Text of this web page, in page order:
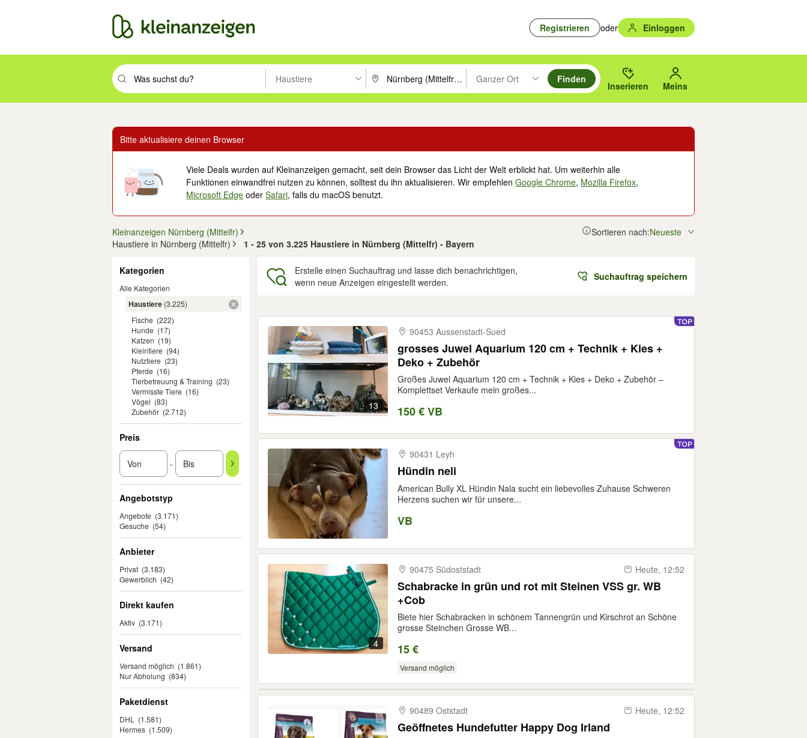
Registrieren oder Einloggen
Suchbegriff eingeben. Eingabetaste drücken um zu suchen, oder Vorschläge mit den Pfeiltasten nach oben/unten durchsuchen und mit Eingabetaste auswählen.
Haustiere PLZ oder Ort eingeben. Eingabetaste drücken um zu suchen, oder Vorschläge mit den Pfeiltasten nach oben/
Ganzer Ort
Suche im Umkreis des gewählten Orts oder PLZ.
Finden
Inserieren Meins
Bitte aktualisiere deinen Browser
Viele Deals wurden auf Kleinanzeigen gemacht, seit dein Browser das Licht der Welt erblickt hat. Um weiterhin alle
Funktionen einwandfrei nutzen zu können, solltest du ihn aktualisieren. Wir empfehlenGoogle Chrome, Mozilla Firefox,
Microsoft Edge oderSafari, falls du macOS benutzt.
Kleinanzeigen Nürnberg (Mittelfr)
Haustiere in Nürnberg (Mittelfr)
1 - 25 von 3.225 Haustiere in Nürnberg (Mittelfr) - Bayern
Sortieren nach:Neueste
Kategorien
Alle Kategorien
Haustiere (3.225)
Fische (222)
Hunde (17)
Katzen (19)
Kleintiere (94)
Nutztiere (23)
Pferde (16)
Tierbetreuung & Training (23)
Vermisste Tiere (16)
Vögel (83)
Zubehör (2.712)
Preis
-
Angebotstyp
Angebote (3.171)
Gesuche (54)
Anbieter
Privat (3.183)
Gewerblich (42)
Direkt kaufen
Aktiv (3.171)
Versand
Versand möglich (1.861)
Nur Abholung (834)
Paketdienst
DHL
(1.581)
Hermes (1.509)
Erstelle einen Suchauftrag und lasse dich benachrichtigen,
wenn neue Anzeigen eingestellt werden.
Suchauftrag speichern
13
90453 Aussenstadt-​Sued
grosses Juwel Aquarium 120 cm + Technik + Kies +
Deko + Zubehör
Großes Juwel Aquarium 120 cm + Technik + Kies + Deko + Zubehör –
Komplettset Verkaufe mein großes...
150 € VB
90431 Leyh
Hündin neli
American Bully XL Hündin Nala sucht ein liebevolles Zuhause Schweren
Herzens suchen wir für unsere...
VB
4
90475 Südoststadt Heute, 12:52
Schabracke in grün und rot mit Steinen VSS gr. WB
+Cob
Biete hier Schabracken in schönem Tannengrün und Kirschrot an Schöne
grosse Steinchen Grosse WB...
15 €
Versand möglich
90489 Oststadt Heute, 12:52
Geöffnetes Hundefutter Happy Dog Irland